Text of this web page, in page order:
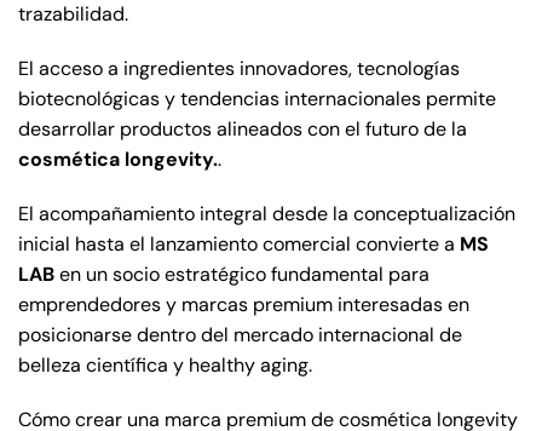
trazabilidad.
El acceso a ingredientes innovadores, tecnologías
biotecnológicas y tendencias internacionales permite
desarrollar productos alineados con el futuro de la
cosmética longevity..
El acompañamiento integral desde la conceptualización
inicial hasta el lanzamiento comercial convierte a MS
LABen un socio estratégico fundamental para
emprendedores y marcas premium interesadas en
posicionarse dentro del mercado internacional de
belleza científica y healthy aging.
Cómo crear una marca premium de cosmética longevity